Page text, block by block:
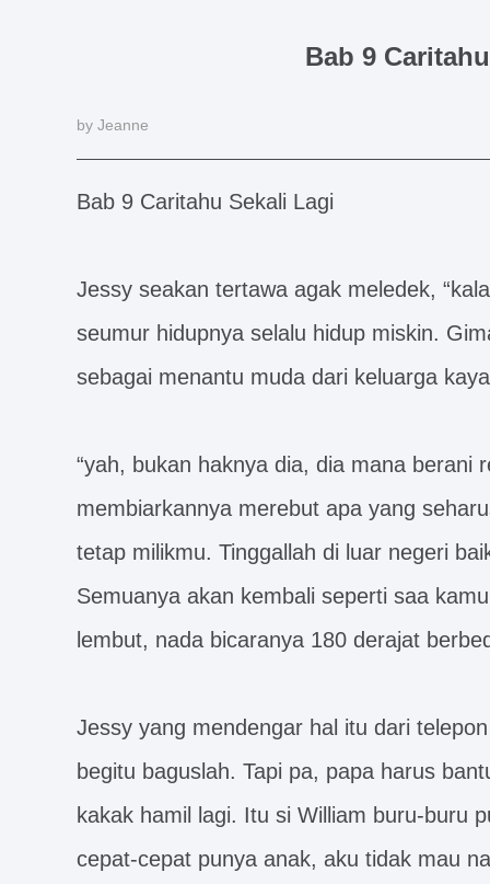
Bab 9
by Jeanne
Bab 9 Caritahu Sekali Lagi
Jessy seakan tertawa agak meledek,
seumur hidupnya selalu hidup miskin.
sebagai menantu muda dari keluarga
“yah, bukan haknya dia, dia mana berani
membiarkannya merebut apa yang
tetap milikmu. Tinggallah di luar negeri
Semuanya akan kembali seperti saa
lembut, nada bicaranya 180 derajat
Jessy yang mendengar hal itu dari
begitu baguslah. Tapi pa, papa harus
kakak hamil lagi. Itu si William buru-buru
cepat-cepat punya anak, aku tidak mau